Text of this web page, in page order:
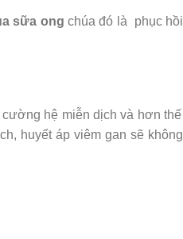
sữa ong chúa đó là phục
hệ miễn dịch và hơn
huyết áp viêm gan sẽ